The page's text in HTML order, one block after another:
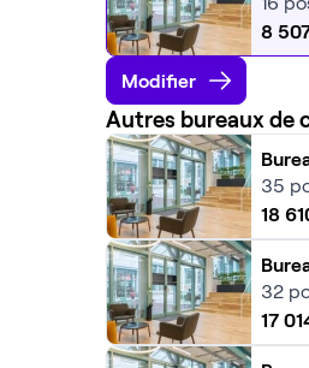
8
Modifier
Autres bureaux de
35
18
32
17